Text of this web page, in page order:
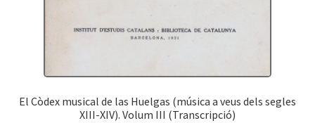
El Còdex musical de las Huelgas (música a veus dels segles
XIII-XIV). Volum III (Transcripció)